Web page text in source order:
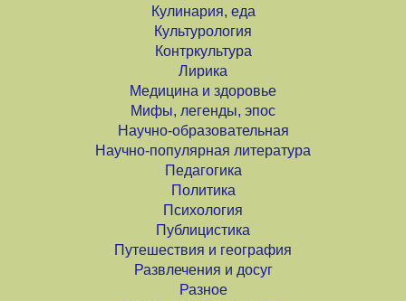
Кулинария, еда
Культурология
Контркультура
Лирика
Медицина и здоровье
Мифы, легенды, эпос
Научно-образовательная
Научно-популярная литература
Педагогика
Политика
Психология
Публицистика
Путешествия и география
Развлечения и досуг
Разное